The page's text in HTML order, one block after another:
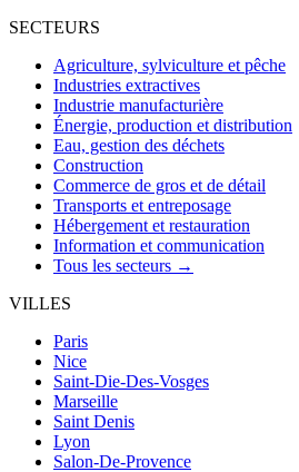
SECTEURS
Agriculture, sylviculture et pêche
Industries extractives
Industrie manufacturière
Énergie, production et distribution
Eau, gestion des déchets
Construction
Commerce de gros et de détail
Transports et entreposage
Hébergement et restauration
Information et communication
Tous les secteurs →
VILLES
Paris
Nice
Saint-Die-Des-Vosges
Marseille
Saint Denis
Lyon
Salon-De-Provence